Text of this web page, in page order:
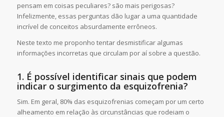
pensam em coisas peculiares? são mais perigosas?
Infelizmente, essas perguntas dão lugar a uma quantidade
incrível de conceitos absurdamente errôneos.
Neste texto me proponho tentar desmistificar algumas
informações incorretas que circulam por aí sobre a questão.
1. É possível identificar sinais que podem
indicar o surgimento da esquizofrenia?
Sim. Em geral, 80% das esquizofrenias começam por um certo
alheamento em relação às circunstâncias que rodeiam o